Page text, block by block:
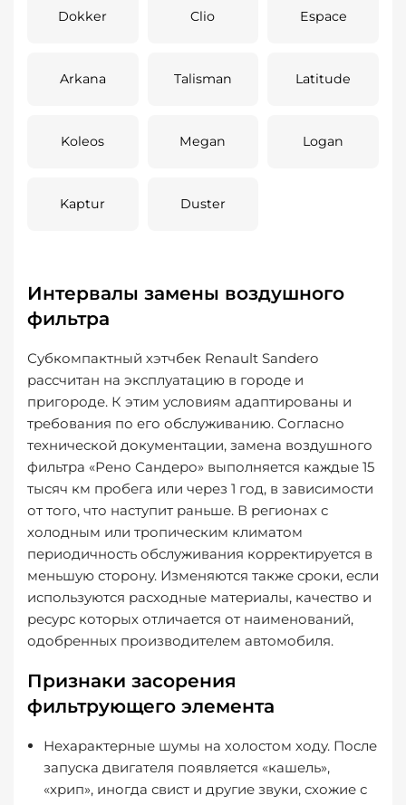
Dokker Clio Espace
Arkana Talisman Latitude
Koleos Megan Logan
Kaptur Duster
Интервалы замены воздушного
фильтра
Субкомпактный хэтчбек Renault Sandero
рассчитан на эксплуатацию в городе и
пригороде. К этим условиям адаптированы и
требования по его обслуживанию. Согласно
технической документации, замена воздушного
фильтра «Рено Сандеро» выполняется каждые 15
тысяч км пробега или через 1 год, в зависимости
от того, что наступит раньше. В регионах с
холодным или тропическим климатом
периодичность обслуживания корректируется в
меньшую сторону. Изменяются также сроки, если
используются расходные материалы, качество и
ресурс которых отличается от наименований,
одобренных производителем автомобиля.
Признаки засорения
фильтрующего элемента
Нехарактерные шумы на холостом ходу. После
запуска двигателя появляется «кашель»,
«хрип», иногда свист и другие звуки, схожие с